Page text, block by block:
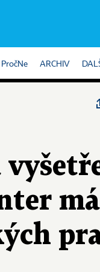
PročNe ARCHIV